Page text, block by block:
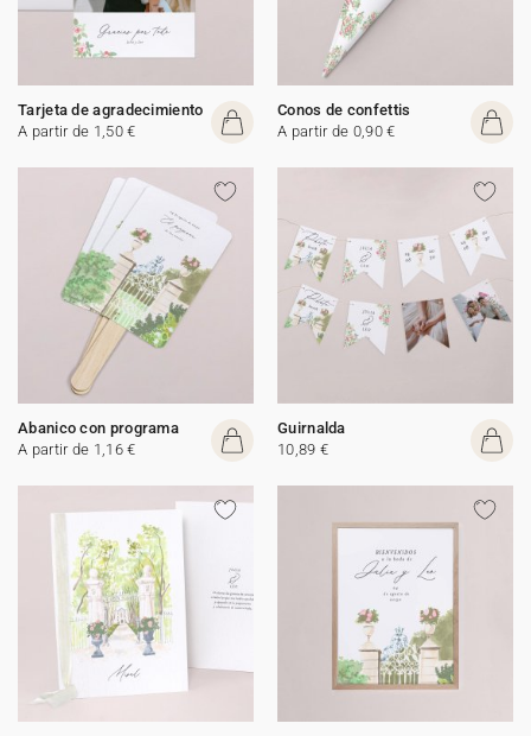
Tarjeta de agradecimiento
A partir de 1,50 €
Conos de confettis
A partir de 0,90 €
Abanico con programa
A partir de 1,16 €
Guirnalda
10,89 €